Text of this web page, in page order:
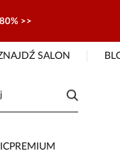
>>
SALON
PREMIUM